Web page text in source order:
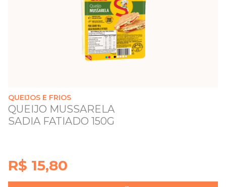
QUEIJOS E FRIOS
QUEIJO MUSSARELA
SADIA FATIADO 150G
R$ 15,80